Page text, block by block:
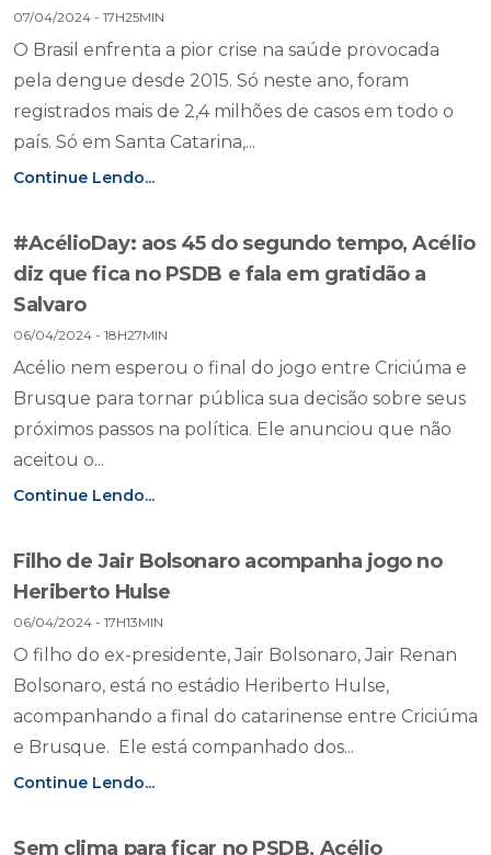
07/04/2024 - 17H25MIN
O Brasil enfrenta a pior crise na saúde provocada
pela dengue desde 2015. Só neste ano, foram
registrados mais de 2,4 milhões de casos em todo o
país. Só em Santa Catarina,...
Continue Lendo...
#AcélioDay: aos 45 do segundo tempo, Acélio
diz que fica no PSDB e fala em gratidão a
Salvaro
06/04/2024 - 18H27MIN
Acélio nem esperou o final do jogo entre Criciúma e
Brusque para tornar pública sua decisão sobre seus
próximos passos na política. Ele anunciou que não
aceitou o...
Continue Lendo...
Filho de Jair Bolsonaro acompanha jogo no
Heriberto Hulse
06/04/2024 - 17H13MIN
O filho do ex-presidente, Jair Bolsonaro, Jair Renan
Bolsonaro, está no estádio Heriberto Hulse,
acompanhando a final do catarinense entre Criciúma
e Brusque. Ele está companhado dos...
Continue Lendo...
Sem clima para ficar no PSDB, Acélio